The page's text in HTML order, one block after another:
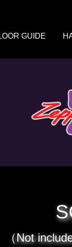
GUIDE
（Not